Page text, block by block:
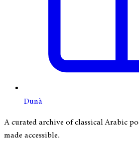
Dunà
A curated archive of classical Arabic
made accessible.